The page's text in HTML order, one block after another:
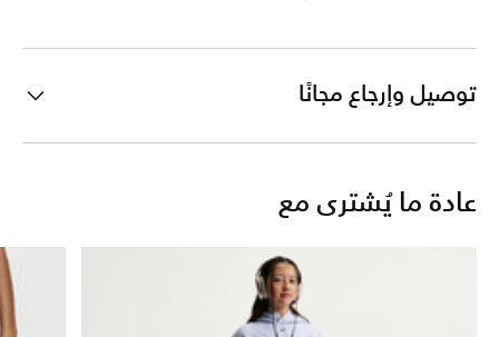
توصيل وإرجاع مجانًا
عادة ما يُشترى مع